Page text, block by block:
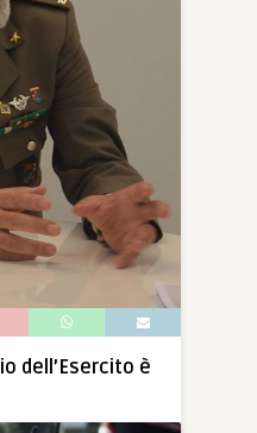
dell’Esercito è